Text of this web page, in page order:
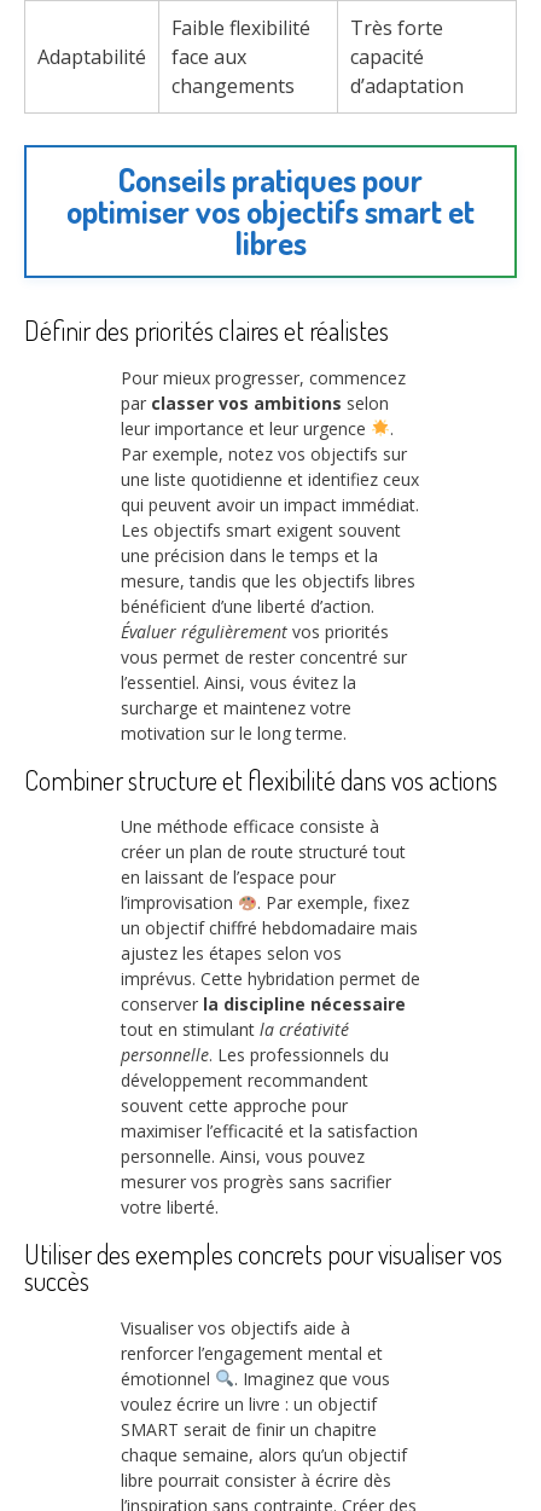
Adaptabilité
Faible flexibilité
face aux
changements
Très forte
capacité
d’adaptation
Conseils pratiques pour
optimiser vos objectifs smart et
libres
Définir des priorités claires et réalistes
Pour mieux progresser, commencez
par classer vos ambitions selon
leur importance et leur urgence
.
Par exemple, notez vos objectifs sur
une liste quotidienne et identifiez ceux
qui peuvent avoir un impact immédiat.
Les objectifs smart exigent souvent
une précision dans le temps et la
mesure, tandis que les objectifs libres
bénéficient d’une liberté d’action.
Évaluer régulièrement vos priorités
vous permet de rester concentré sur
l’essentiel. Ainsi, vous évitez la
surcharge et maintenez votre
motivation sur le long terme.
Combiner structure et flexibilité dans vos actions
Une méthode efficace consiste à
créer un plan de route structuré tout
en laissant de l’espace pour
l’improvisation
. Par exemple, fixez
un objectif chiffré hebdomadaire mais
ajustez les étapes selon vos
imprévus. Cette hybridation permet de
conserver la discipline nécessaire
tout en stimulant la créativité
personnelle. Les professionnels du
développement recommandent
souvent cette approche pour
maximiser l’efficacité et la satisfaction
personnelle. Ainsi, vous pouvez
mesurer vos progrès sans sacrifier
votre liberté.
Utiliser des exemples concrets pour visualiser vos
succès
Visualiser vos objectifs aide à
renforcer l’engagement mental et
émotionnel
. Imaginez que vous
voulez écrire un livre : un objectif
SMART serait de finir un chapitre
chaque semaine, alors qu’un objectif
libre pourrait consister à écrire dès
l’inspiration sans contrainte. Créer des